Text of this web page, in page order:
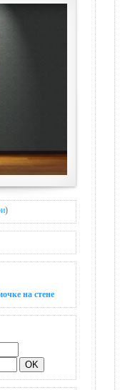
)
на стене